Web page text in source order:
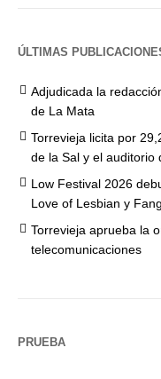
ÚLTIMAS
Adjudicada la
de La Mata
Torrevieja licita por
de la Sal y el auditorio
Low Festival 2026
Love of Lesbian y
Torrevieja aprueba la
telecomunicaciones
PRUEBA